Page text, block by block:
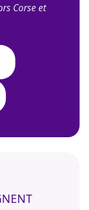
Corse et